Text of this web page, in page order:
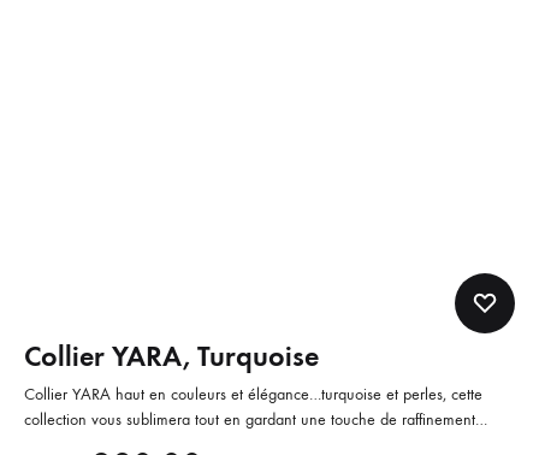
Collier YARA, Turquoise
Collier YARA haut en couleurs et élégance…turquoise et perles, cette
collection vous sublimera tout en gardant une touche de raffinement…